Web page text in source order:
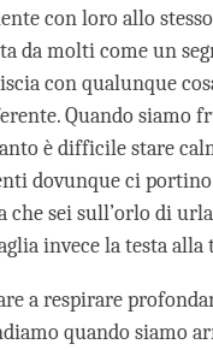
con loro allo
da molti come un
con qualunque
Quando siamo
è difficile stare
dovunque ci
che sei sull’orlo di
invece la testa alla
a respirare
quando siamo